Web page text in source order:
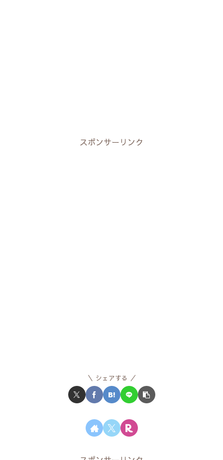
スポンサーリンク
シェアする